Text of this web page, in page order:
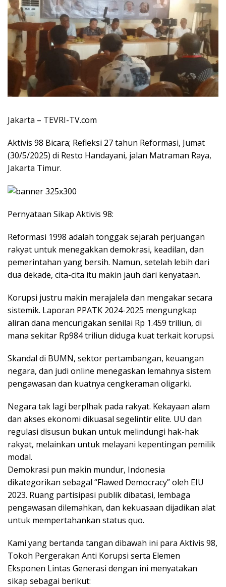
Jakarta – TEVRI-TV.com
Aktivis 98 Bicara; Refleksi 27 tahun Reformasi, Jumat
(30/5/2025) di Resto Handayani, jalan Matraman Raya,
Jakarta Timur.
Pernyataan Sikap Aktivis 98:
Reformasi 1998 adalah tonggak sejarah perjuangan
rakyat untuk menegakkan demokrasi, keadilan, dan
pemerintahan yang bersih. Namun, setelah lebih dari
dua dekade, cita-cita itu makin jauh dari kenyataan.
Korupsi justru makin merajalela dan mengakar secara
sistemik. Laporan PPATK 2024-2025 mengungkap
aliran dana mencurigakan senilai Rp 1.459 triliun, di
mana sekitar Rp984 triliun diduga kuat terkait korupsi.
Skandal di BUMN, sektor pertambangan, keuangan
negara, dan judi online menegaskan lemahnya sistem
pengawasan dan kuatnya cengkeraman oligarki.
Negara tak lagi berplhak pada rakyat. Kekayaan alam
dan akses ekonomi dikuasal segelintir elite. UU dan
regulasi disusun bukan untuk melindungi hak-hak
rakyat, melainkan untuk melayani kepentingan pemilik
modal.
Demokrasi pun makin mundur, Indonesia
dikategorikan sebagal “Flawed Democracy” oleh EIU
2023. Ruang partisipasi publik dibatasi, lembaga
pengawasan dilemahkan, dan kekuasaan dijadikan alat
untuk mempertahankan status quo.
Kami yang bertanda tangan dibawah ini para Aktivis 98,
Tokoh Pergerakan Anti Korupsi serta Elemen
Eksponen Lintas Generasi dengan ini menyatakan
sikap sebagai berikut: